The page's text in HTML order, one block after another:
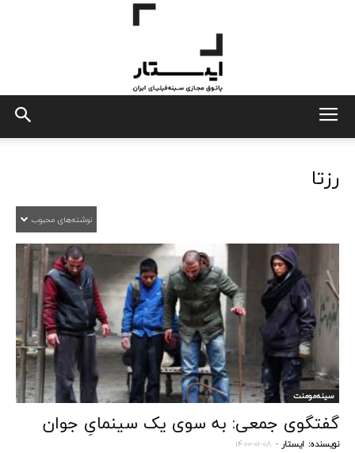
رزتا
نوشته‌های محبوب
سینه‌مومنت
گفتگوی جمعی: به سوی یک سینمایِ جوان
نویسنده: ایستار - ۱۴۰۰-۰۱-۰۸